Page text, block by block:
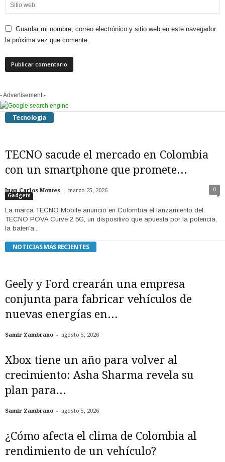
Guardar mi nombre, correo electrónico y sitio web en este navegador
la próxima vez que comente.
- Advertisement -
Tecnología
TECNO sacude el mercado en Colombia
con un smartphone que promete...
Juan Carlos Montes - marzo 25, 2026 0
Gadgets
La marca TECNO Mobile anunció en Colombia el lanzamiento del
TECNO POVA Curve 2 5G, un dispositivo que apuesta por la potencia,
la batería...
NOTICIAS MÁS RECIENTES
Geely y Ford crearán una empresa
conjunta para fabricar vehículos de
nuevas energías en...
Samir Zambrano - agosto 5, 2026
Xbox tiene un año para volver al
crecimiento: Asha Sharma revela su
plan para...
Samir Zambrano - agosto 5, 2026
¿Cómo afecta el clima de Colombia al
rendimiento de un vehículo?